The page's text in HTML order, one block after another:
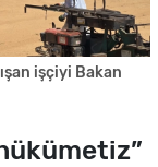
işçiyi Bakan